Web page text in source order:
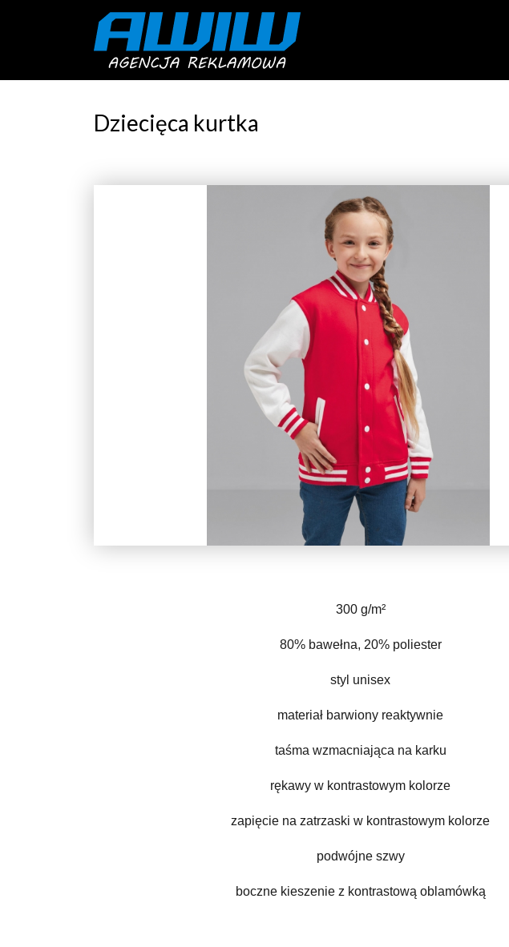
Dziecięca kurtka
300 g/m²
80% bawełna, 20% poliester
styl unisex
materiał barwiony reaktywnie
taśma wzmacniająca na karku
rękawy w kontrastowym kolorze
zapięcie na zatrzaski w kontrastowym kolorze
podwójne szwy
boczne kieszenie z kontrastową oblamówką